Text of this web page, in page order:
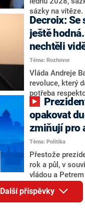
nepřítel, ale
sázky na
hlava státu Petr
zmiňují dva
Andreje Babiše
Oblíbeným
Motoristy Filip
o případné
značně
nemá osobu,
Decroix: Se
ještě
nechtěli
Téma: Rozhovor
Vláda Andreje
revoluce, který
potřeba
ministryně
rozhovoru pro
ohledně
Tejce (za ANO)
práva Taťány
adresu vlády
vrátila k volební
hnutí Naše
opakovat
zmiňují pro
Téma: Politika
Přestože
rok a půl, v
vládou a
tom, koho by
koalice. Někteří
jméno premiéra
Další příspěvky